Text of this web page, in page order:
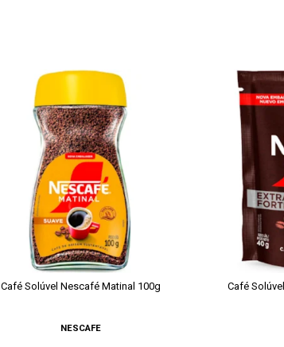
Café Solúvel Nescafé Matinal 100g
NESCAFE
Café